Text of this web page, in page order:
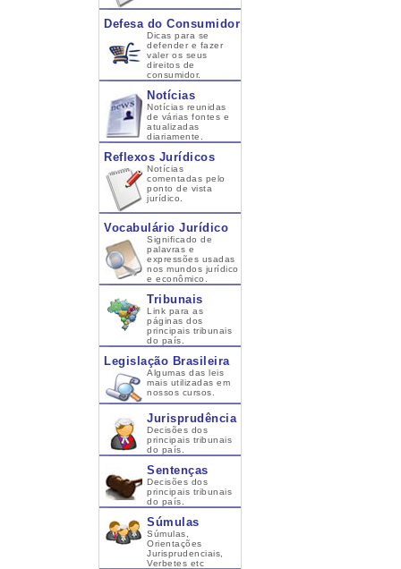
Defesa do Consumidor
Dicas para se
defender e fazer
valer os seus
direitos de
consumidor.
Notícias
Notícias reunidas
de várias fontes e
atualizadas
diariamente.
Reflexos Jurídicos
Notícias
comentadas pelo
ponto de vista
jurídico.
Vocabulário Jurídico
Significado de
palavras e
expressões usadas
nos mundos jurídico
e econômico.
Tribunais
Link para as
páginas dos
principais tribunais
do país.
Legislação Brasileira
Algumas das leis
mais utilizadas em
nossos cursos.
Jurisprudência
Decisões dos
principais tribunais
do país.
Sentenças
Decisões dos
principais tribunais
do país.
Súmulas
Súmulas,
Orientações
Jurisprudenciais,
Verbetes etc